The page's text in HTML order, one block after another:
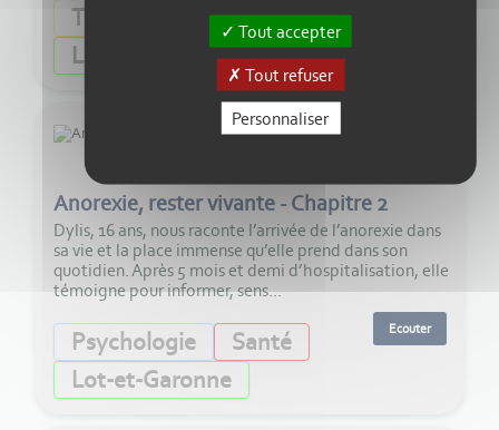
Tradition
Lot-et-Garonne
Anorexie, rester vivante - Chapitre 2
Dylis, 16 ans, nous raconte l’arrivée de l’anorexie dans
sa vie et la place immense qu’elle prend dans son
quotidien. Après 5 mois et demi d’hospitalisation, elle
témoigne pour informer, sens...
Psychologie
Santé
Lot-et-Garonne
Ecouter
Tout accepter
Tout refuser
Personnaliser